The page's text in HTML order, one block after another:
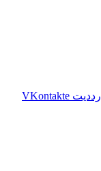
‫رددیت ‫VKontakte